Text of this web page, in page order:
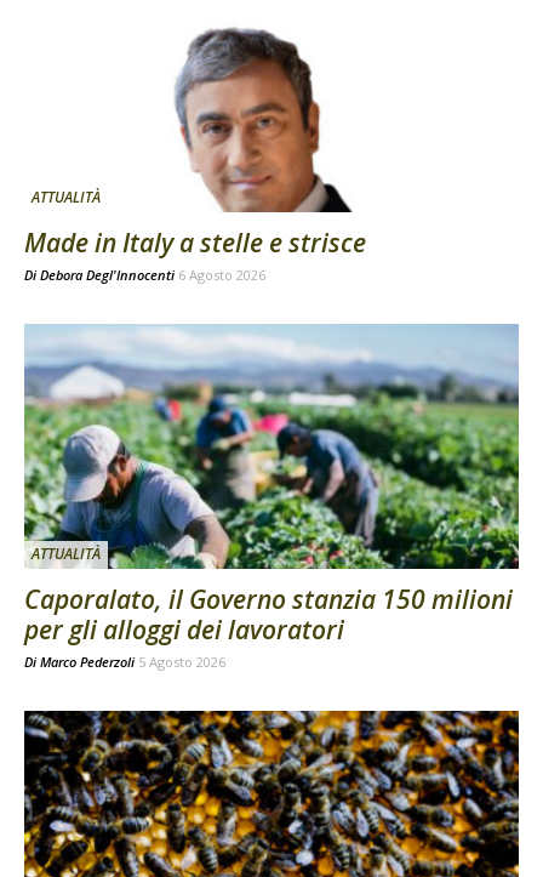
ATTUALITÀ
Made in Italy a stelle e strisce
Di Debora Degl'Innocenti 6 Agosto 2026
ATTUALITÀ
Caporalato, il Governo stanzia 150 milioni
per gli alloggi dei lavoratori
Di Marco Pederzoli 5 Agosto 2026